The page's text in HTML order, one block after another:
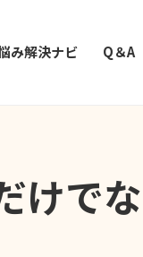
み解決ナビ Q＆A
けで